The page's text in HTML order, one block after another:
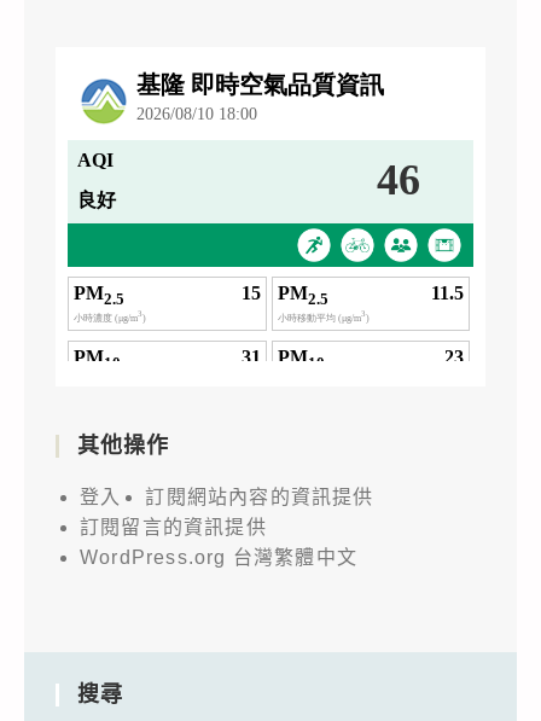
其他操作
登入
訂閱網站內容的資訊提供
訂閱留言的資訊提供
WordPress.org 台灣繁體中文
搜尋